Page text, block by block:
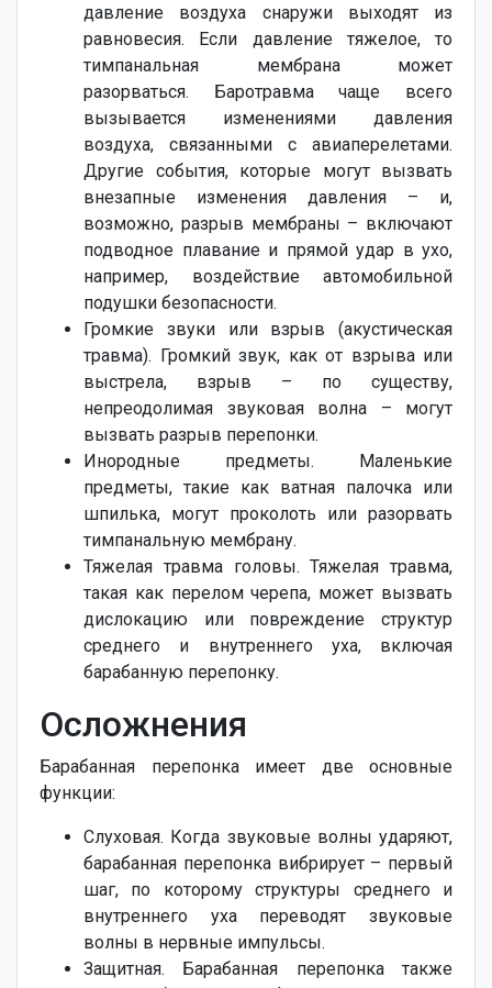
давление воздуха снаружи выходят из
равновесия. Если давление тяжелое, то
тимпанальная мембрана может
разорваться. Баротравма чаще всего
вызывается изменениями давления
воздуха, связанными с авиаперелетами.
Другие события, которые могут вызвать
внезапные изменения давления – и,
возможно, разрыв мембраны – включают
подводное плавание и прямой удар в ухо,
например, воздействие автомобильной
подушки безопасности.
Громкие звуки или взрыв (акустическая
травма). Громкий звук, как от взрыва или
выстрела, взрыв – по существу,
непреодолимая звуковая волна – могут
вызвать разрыв перепонки.
Инородные предметы. Маленькие
предметы, такие как ватная палочка или
шпилька, могут проколоть или разорвать
тимпанальную мембрану.
Тяжелая травма головы. Тяжелая травма,
такая как перелом черепа, может вызвать
дислокацию или повреждение структур
среднего и внутреннего уха, включая
барабанную перепонку.
Осложнения
Барабанная перепонка имеет две основные
функции:
Слуховая. Когда звуковые волны ударяют,
барабанная перепонка вибрирует – первый
шаг, по которому структуры среднего и
внутреннего уха переводят звуковые
волны в нервные импульсы.
Защитная. Барабанная перепонка также